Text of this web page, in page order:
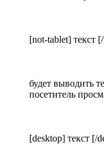
[not-tablet] текст
будет выводить
посетитель
[desktop] текст [/